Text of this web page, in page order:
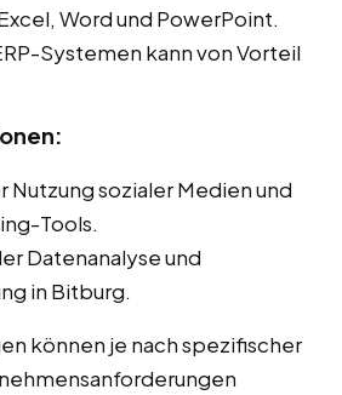
Word und PowerPoint.
Systemen kann von Vorteil
Nutzung sozialer Medien und
Tools.
Datenanalyse und
in Bitburg.
können je nach spezifischer